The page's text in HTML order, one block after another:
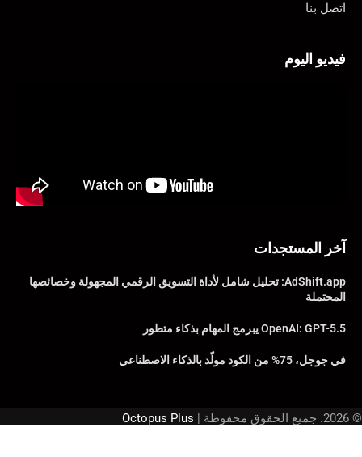
اتصل بنا
فيديو اليوم
آخر المستجدات
AdShift.app: تحليل شامل لأداة التسويق الرقمي المجهولة وخصائصها
المحتملة
OpenAI: GPT-5.5 يبرمج المهام بذكاء متطور
في جوجل، 75% من الكود مولّد بالذكاء الاصطناعي
© 2026. جميع الحقوق محفوظة | Octopus Plus